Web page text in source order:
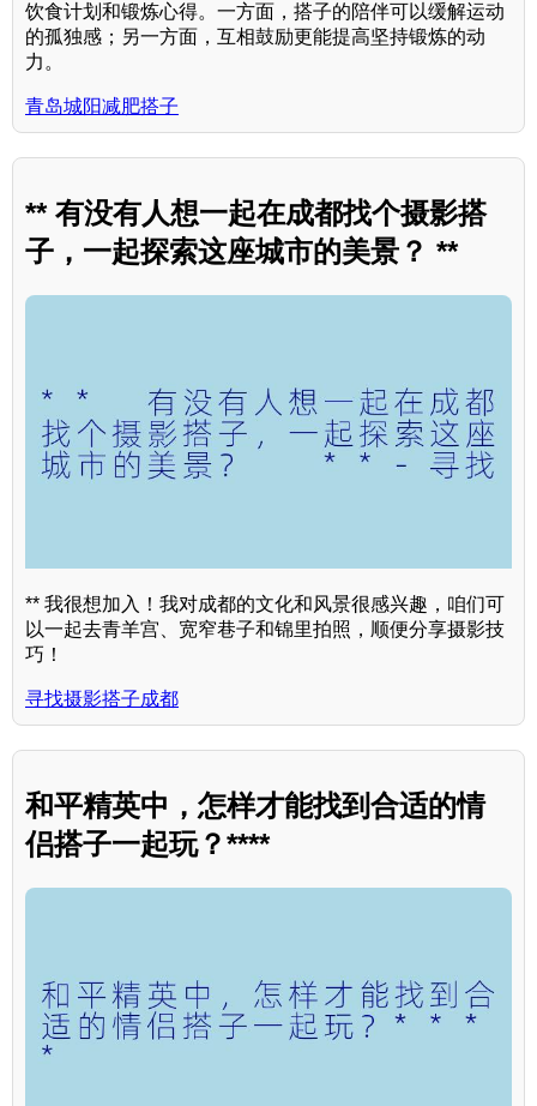
饮食计划和锻炼心得。一方面，搭子的陪伴可以缓解运动
的孤独感；另一方面，互相鼓励更能提高坚持锻炼的动
力。
青岛城阳减肥搭子
** 有没有人想一起在成都找个摄影搭
子，一起探索这座城市的美景？ **
** 我很想加入！我对成都的文化和风景很感兴趣，咱们可
以一起去青羊宫、宽窄巷子和锦里拍照，顺便分享摄影技
巧！
寻找摄影搭子成都
和平精英中，怎样才能找到合适的情
侣搭子一起玩？****